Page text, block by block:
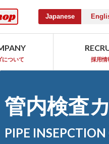
Japanese
について 採用情
管内検査
PIPE